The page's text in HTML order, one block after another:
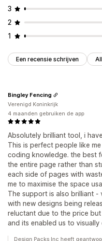
3
2
1
Een recensie schrijven
Absolutely brilliant tool, i
This is perfect people like
coding knowledge. the best
the entire page rather than
each side of pages with
me to maximise the space
The support is also brilliant -
with new designs being
reluctant due to the price
and its enabled us to
Bingley Fencing
Verenigd Koninkrijk
4 maanden gebruiken de app
Design Packs Inc heeft